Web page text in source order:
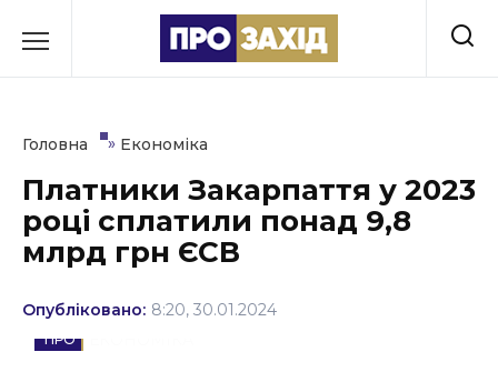
до
Культура
Освіта
Події
Головна » Економіка
Платники Закарпаття у 2023
році сплатили понад 9,8
млрд грн ЄСВ
Опубліковано: 8:20, 30.01.2024